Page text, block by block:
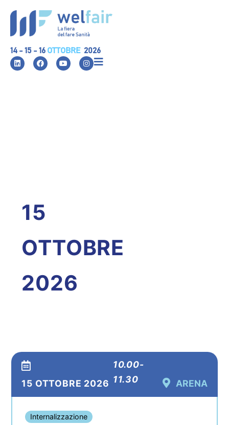
14 - 15 - 16 OTTOBRE 2026
15
OTTOBRE
2026
15 OTTOBRE 2026
10.00-
11.30
ARENA
Internalizzazione